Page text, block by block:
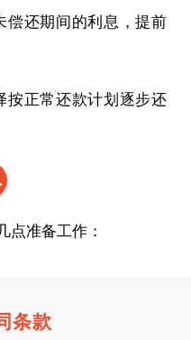
偿还期间的利息，提前
按正常还款计划逐步还
点准备工作：
条款